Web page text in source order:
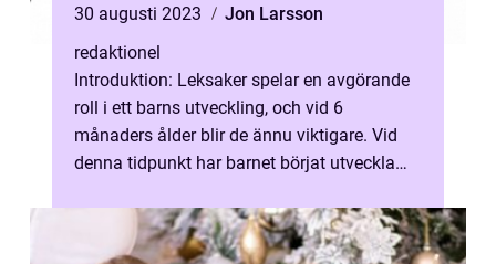
30 augusti 2023
Jon Larsson
redaktionel
Introduktion: Leksaker spelar en avgörande
roll i ett barns utveckling, och vid 6
månaders ålder blir de ännu viktigare. Vid
denna tidpunkt har barnet börjat utveckla